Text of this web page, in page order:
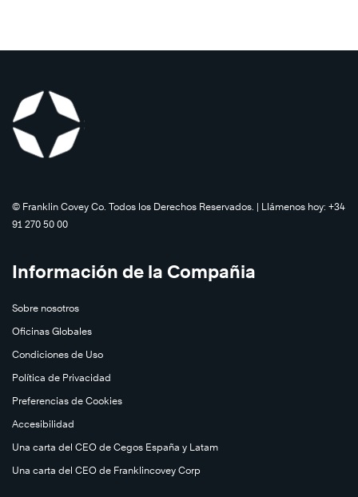
Saber
©️ Franklin Covey Co. Todos los Derechos Reservados. | Llámenos hoy: +34
91 270 50 00
Información de la Compañia
Sobre nosotros
Oficinas Globales
Condiciones de Uso
Política de Privacidad
Preferencias de Cookies
Accesibilidad
Una carta del CEO de Cegos España y Latam
Una carta del CEO de Franklincovey Corp